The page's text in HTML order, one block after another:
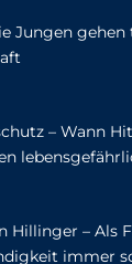
Jungen
– Wann
Hillinger – Als
immer